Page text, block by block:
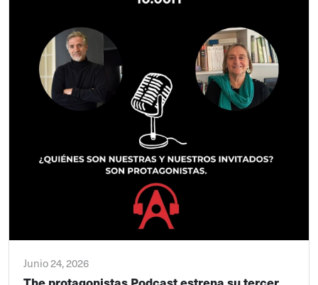
Junio 24, 2026